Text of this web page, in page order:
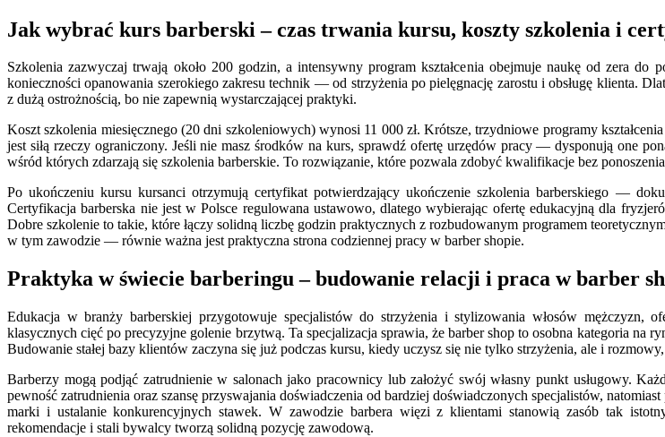
Jak wybrać kurs barberski – czas trwania kursu, koszty szkolenia i
Szkolenia zazwyczaj trwają około 200 godzin, a intensywny program kształcenia obejmuje naukę od zera
konieczności opanowania szerokiego zakresu technik — od strzyżenia po pielęgnację zarostu i obsługę klienta.
z dużą ostrożnością, bo nie zapewnią wystarczającej praktyki.
Koszt szkolenia miesięcznego (20 dni szkoleniowych) wynosi 11 000 zł. Krótsze, trzydniowe programy
jest siłą rzeczy ograniczony. Jeśli nie masz środków na kurs, sprawdź ofertę urzędów pracy — dysponują one
wśród których zdarzają się szkolenia barberskie. To rozwiązanie, które pozwala zdobyć kwalifikacje bez
Po ukończeniu kursu kursanci otrzymują certyfikat potwierdzający ukończenie szkolenia barberskiego —
Certyfikacja barberska nie jest w Polsce regulowana ustawowo, dlatego wybierając ofertę edukacyjną dla
Dobre szkolenie to takie, które łączy solidną liczbę godzin praktycznych z rozbudowanym programem
w tym zawodzie — równie ważna jest praktyczna strona codziennej pracy w barber shopie.
Praktyka w świecie barberingu – budowanie relacji i praca w barber
Edukacja w branży barberskiej przygotowuje specjalistów do strzyżenia i stylizowania włosów mężczyzn,
klasycznych cięć po precyzyjne golenie brzytwą. Ta specjalizacja sprawia, że barber shop to osobna kategoria na
Budowanie stałej bazy klientów zaczyna się już podczas kursu, kiedy uczysz się nie tylko strzyżenia, ale i
Barberzy mogą podjąć zatrudnienie w salonach jako pracownicy lub założyć swój własny punkt usługowy.
pewność zatrudnienia oraz szansę przyswajania doświadczenia od bardziej doświadczonych specjalistów,
marki i ustalanie konkurencyjnych stawek. W zawodzie barbera więzi z klientami stanowią zasób tak
rekomendacje i stali bywalcy tworzą solidną pozycję zawodową.